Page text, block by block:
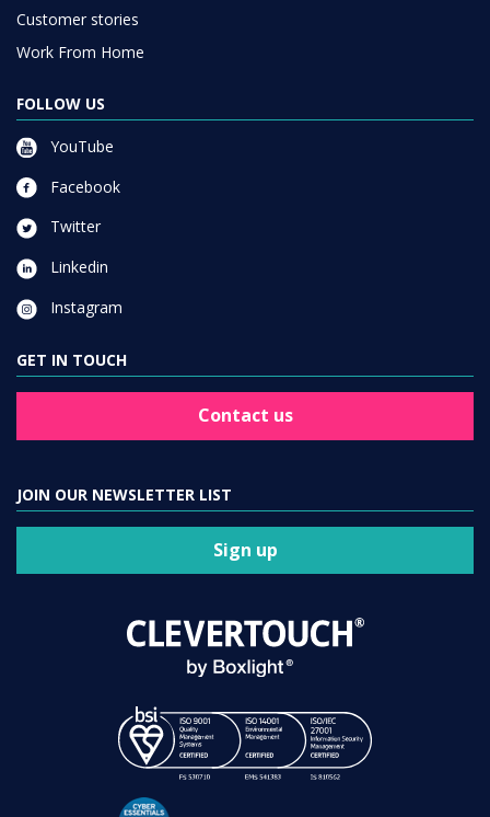
Customer stories
Work From Home
FOLLOW US
YouTube
Facebook
Twitter
Linkedin
Instagram
GET IN TOUCH
Contact us
JOIN OUR NEWSLETTER LIST
Sign up